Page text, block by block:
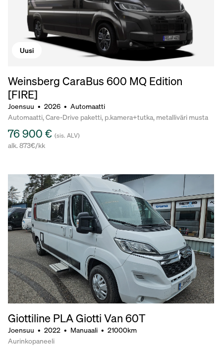
Uusi
Weinsberg CaraBus 600 MQ Edition
[FIRE]
Joensuu • 2026 • Automaatti
Automaatti, Care-Drive paketti, p.kamera+tutka, metalliväri musta
76 900 € (sis. ALV)
alk. 873€/kk
Giottiline PLA Giotti Van 60T
Joensuu • 2022 • Manuaali • 21000km
Aurinkopaneeli